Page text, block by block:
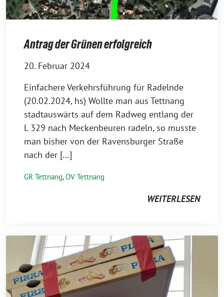
Antrag der Grünen erfolgreich
20. Februar 2024
Einfachere Verkehrsführung für Radelnde
(20.02.2024, hs) Wollte man aus Tettnang
stadt­aus­wärts auf dem Radweg ent­lang der
L 329 nach Meckenbeuren radeln, so muss­te
man bis­her von der Ravensburger Straße
nach der […]
GR Tettnang,OV Tettnang
WEITERLESEN